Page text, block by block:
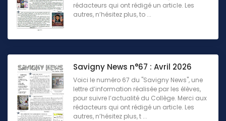
rédacteurs qui ont rédigé un article. Les
autres, n’hésitez plus, to ...
Savigny News n°67 : Avril 2026
Voici le numéro 67 du "Savigny News", une
lettre d’information réalisée par les élèves,
pour suivre l’actualité du Collège. Merci aux
rédacteurs qui ont rédigé un article. Les
autres, n’hésitez plus, t ...